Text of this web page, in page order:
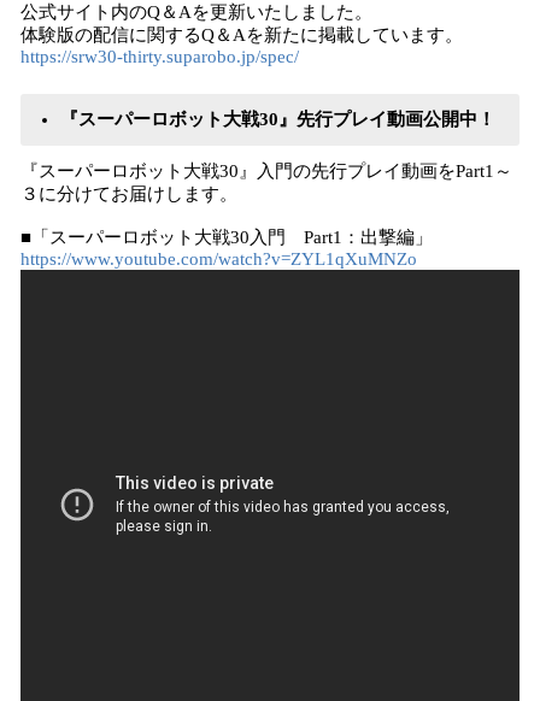
公式サイト内のQ＆Aを更新いたしました。
体験版の配信に関するQ＆Aを新たに掲載しています。
https://srw30-thirty.suparobo.jp/spec/
『スーパーロボット大戦30』先行プレイ動画公開中！
『スーパーロボット大戦30』入門の先行プレイ動画をPart1～
３に分けてお届けします。
■「スーパーロボット大戦30入門 Part1：出撃編」
https://www.youtube.com/watch?v=ZYL1qXuMNZo